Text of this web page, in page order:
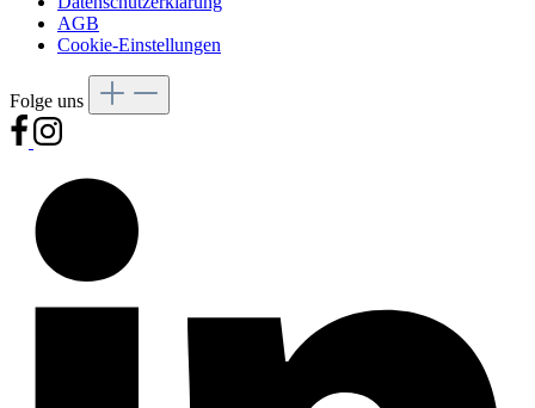
AGB
Cookie-Einstellungen
Folge uns